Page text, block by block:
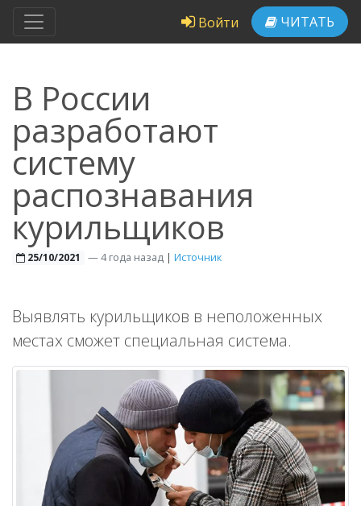
Войти ЧИТАТЬ
В России
разработают
систему
распознавания
курильщиков
25/10/2021 —4 года назад | Источник
Выявлять курильщиков в неположенных
местах сможет специальная система.